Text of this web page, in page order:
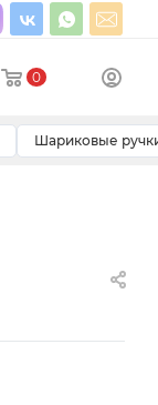
0
Шариковые